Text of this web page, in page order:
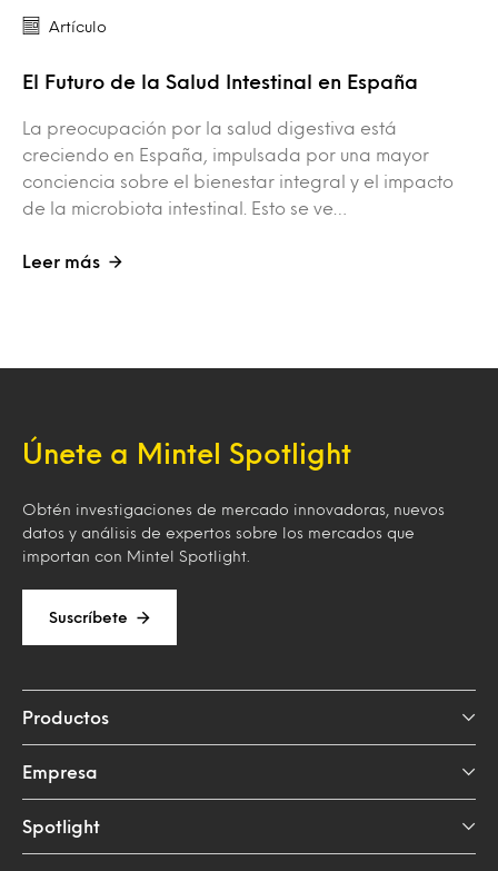
Artículo
El Futuro de la Salud Intestinal en España
La preocupación por la salud digestiva está
creciendo en España, impulsada por una mayor
conciencia sobre el bienestar integral y el impacto
de la microbiota intestinal. Esto se ve…
Leer más
Únete a Mintel Spotlight
Obtén investigaciones de mercado innovadoras, nuevos
datos y análisis de expertos sobre los mercados que
importan con Mintel Spotlight.
Suscríbete
Productos
Empresa
Spotlight